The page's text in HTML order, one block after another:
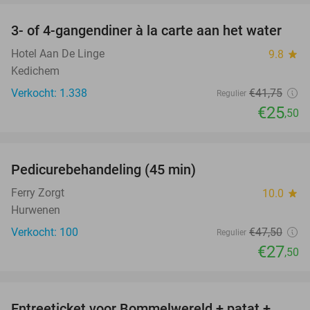
39%
3- of 4-gangendiner à la carte aan het water
Hotel Aan De Linge 9.8 star
Kedichem
Verkocht: 1.338
Regulier €41,75
€25,50
OUT
Pedicurebehandeling (45 min)
Ferry Zorgt 10.0 star
Hurwenen
Verkocht: 100
Regulier €47,50
€27,50